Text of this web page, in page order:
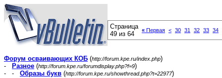
Страница
49 из 64
« Первая < 30 31 32 33 34
Форум осваивающих КОБ (http://forum.kpe.ru/index.php)
-
Разное (http://forum.kpe.ru/forumdisplay.php?f=9)
- - Образы букв (http://forum.kpe.ru/showthread.php?t=22977)